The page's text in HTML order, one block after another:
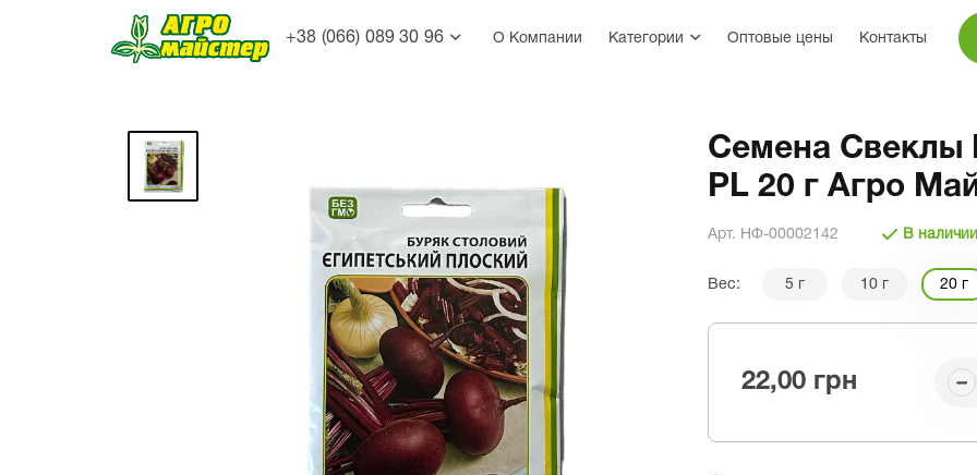
+38 (066) 089 30 96 О Компании Категории Оптовые цены Контакты
Семена Свеклы
PL 20 г Агро
Арт. НФ-00002142 В наличии
Вес: 5 г 10 г 20 г
22,00 грн